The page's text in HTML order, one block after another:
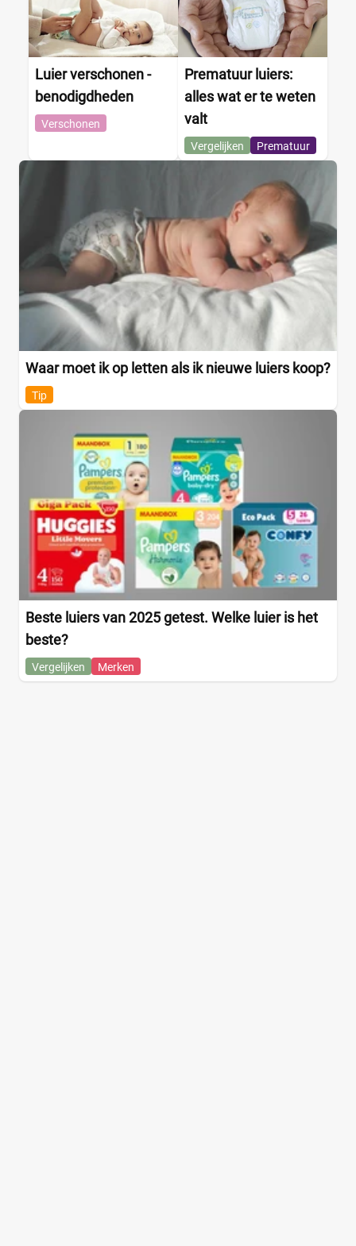
Luier verschonen -
benodigdheden
Verschonen
Prematuur luiers:
alles wat er te weten
valt
Vergelijken Prematuur
Waar moet ik op letten als ik nieuwe luiers koop?
Tip
Beste luiers van 2025 getest. Welke luier is het
beste?
Vergelijken Merken